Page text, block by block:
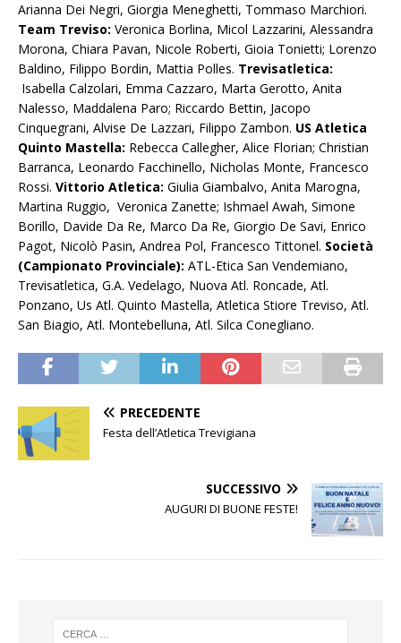
Arianna Dei Negri, Giorgia Meneghetti, Tommaso Marchiori.
Team Treviso: Veronica Borlina, Micol Lazzarini, Alessandra
Morona, Chiara Pavan, Nicole Roberti, Gioia Tonietti; Lorenzo
Baldino, Filippo Bordin, Mattia Polles. Trevisatletica:
Isabella Calzolari, Emma Cazzaro, Marta Gerotto, Anita
Nalesso, Maddalena Paro; Riccardo Bettin, Jacopo
Cinquegrani, Alvise De Lazzari, Filippo Zambon. US Atletica
Quinto Mastella: Rebecca Callegher, Alice Florian; Christian
Barranca, Leonardo Facchinello, Nicholas Monte, Francesco
Rossi. Vittorio Atletica: Giulia Giambalvo, Anita Marogna,
Martina Ruggio, Veronica Zanette; Ishmael Awah, Simone
Borillo, Davide Da Re, Marco Da Re, Giorgio De Savi, Enrico
Pagot, Nicolò Pasin, Andrea Pol, Francesco Tittonel. Società
(Campionato Provinciale): ATL-Etica San Vendemiano,
Trevisatletica, G.A. Vedelago, Nuova Atl. Roncade, Atl.
Ponzano, Us Atl. Quinto Mastella, Atletica Stiore Treviso, Atl.
San Biagio, Atl. Montebelluna, Atl. Silca Conegliano.
PRECEDENTE
Festa dell’Atletica Trevigiana
SUCCESSIVO
AUGURI DI BUONE FESTE!